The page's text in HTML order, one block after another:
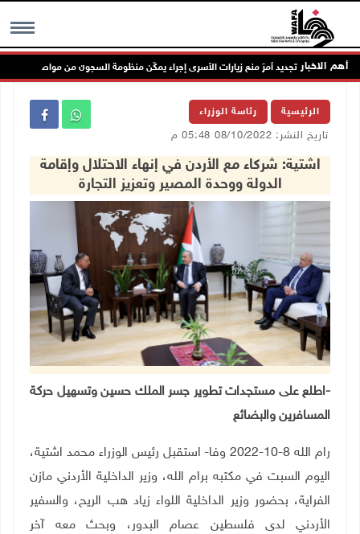
MENU أهم الاخبار
الأسير: تجديد أمرَ منع زيارات الأسرى إجراء يمكّن منظومة السجون من مواصلة جرائمها
الرئيسية رئاسة الوزراء
تاريخ النشر: 08/10/2022 05:48 م
اشتية: شركاء مع الأردن في إنهاء الاحتلال وإقامة
الدولة ووحدة المصير وتعزيز التجارة
-اطلع على مستجدات تطوير جسر الملك حسين وتسهيل حركة
المسافرين والبضائع
رام الله 8-10-2022 وفا- استقبل رئيس الوزراء محمد اشتية،
اليوم السبت في مكتبه برام الله، وزير الداخلية الأردني مازن
الفراية، بحضور وزير الداخلية اللواء زياد هب الريح، والسفير
الأردني لدى فلسطين عصام البدور، وبحث معه آخر